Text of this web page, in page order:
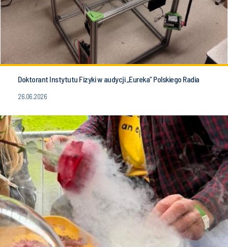
Doktorant Instytutu Fizyki w audycji „Eureka” Polskiego Radia
26.06.2026